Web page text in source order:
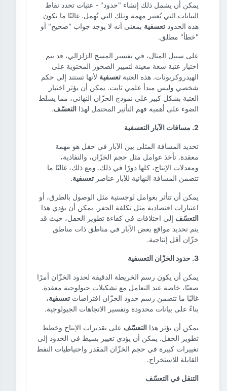
يمكن أن يشمل ذلك إنشاء "حدود" - عتبات تحدد نقاط
البيانات التي تُعتبر مهمة وتلك التي تُهمل. غالبًا ما تكون
هذه الحدود تعسفية بمعنى أنه لا يوجد جواب "صحيح" أو
"خطأ" مطلق.
على سبيل المثال، في تفسير المسح الزلزالي، قد يتم
اختيار عتبة سعة معينة لتمييز الصخور المحتوية على
الهيدروكربونات. هذه العتبة تعسفية لأنها تستند إلى حكم
شخصي وليس مبدأ علمي ثابت. يمكن أن يؤثر اختيار
العتبة بشكل كبير على نموذج الخزّان النهائي، مما يسلط
الضوء على أهمية فهم التأثير المحتمل لهذا التعسّف.
2. مسافات الآبار التعسفية
تحديد المسافة المثلى بين الآبار في حقل هو مهمة
معقدة. تأخذ عوامل مثل حجم الخزّان، والنفاذية،
ومعدلات الإنتاج، كلها دورًا في ذلك. ومع ذلك، غالبًا ما
تتضمن المسافة النهائية للآبار عناصر تعسفية.
يمكن أن تتأثر بعوامل لوجستية مثل الوصول بالطرق، أو
اعتبارات اقتصادية مثل تكلفة الحفر. يمكن أن يؤدي هذا
التعسّف إلى اختلافات في كفاءة تطوير الحقل، حيث قد
يتم تحديد مواقع بعض الآبار في مناطق ذات مناطق
خزّان أقل إنتاجية.
3. حدود الخزّان التعسفية
يمكن أن يكون رسم الخريطة الدقيقة لحدود الخزّان أمرًا
صعبًا، خاصة عند التعامل مع تشكيلات جيولوجية معقدة.
غالبًا ما تتضمن رسم حدود الخزّان افتراضات تعسفية،
بناءً على بيانات محدودة وتفسير الاتجاهات الجيولوجية.
يمكن أن يؤثر هذا التعسّف على تقديرات الإنتاج وخطط
تطوير الحقل. يمكن أن يؤدي تغيير بسيط في الحدود إلى
تغييرات كبيرة في حجم الخزّان المقدر واحتياطيات النفط
القابلة للاستخراج.
التنقل في التعسّف